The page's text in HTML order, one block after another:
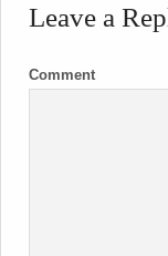
Leave a
Comment